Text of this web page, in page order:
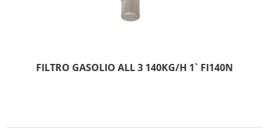
FILTRO GASOLIO ALL 3 140KG/H 1` FI140N